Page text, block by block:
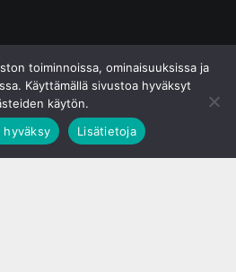
toiminnoissa, ominaisuuksissa ja
Käyttämällä sivustoa hyväksyt
käytön.
hyväksy Lisätietoja